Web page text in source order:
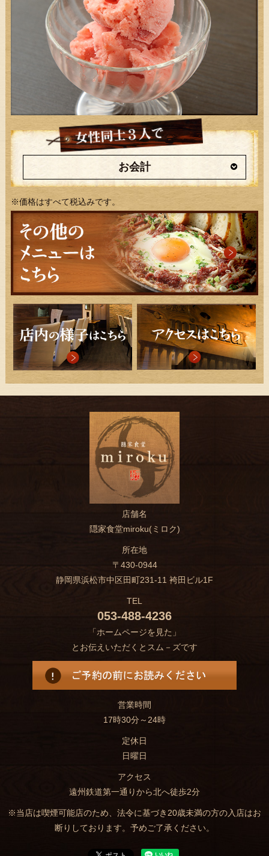
お会計
※価格はすべて税込みです。
店舗名
隠家食堂miroku(ミロク)
所在地
〒430-0944
静岡県浜松市中区田町231-11 袴田ビル1F
TEL
053-488-4236
「ホームページを見た」
とお伝えいただくとスム－ズです
営業時間
17時30分～24時
定休日
日曜日
アクセス
遠州鉄道第一通りから北へ徒歩2分
※当店は喫煙可能店のため、法令に基づき20歳未満の方の入店はお
断りしております。予めご了承ください。